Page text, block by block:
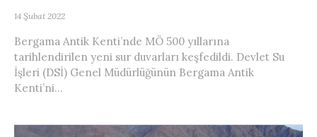
14 Şubat 2022
Bergama Antik Kenti’nde MÖ 500 yıllarına
tarihlendirilen yeni sur duvarları keşfedildi. Devlet Su
İşleri (DSİ) Genel Müdürlüğünün Bergama Antik
Kenti’ni...